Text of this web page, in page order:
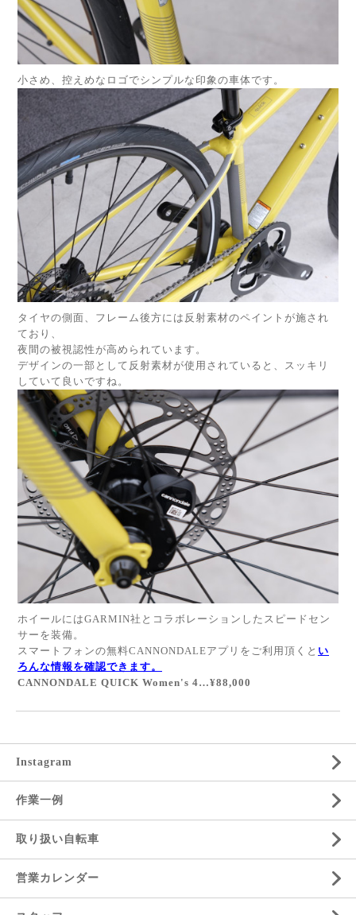
小さめ、控えめなロゴでシンプルな印象の車体です。
タイヤの側面、フレーム後方には反射素材のペイントが施され
ており、
夜間の被視認性が高められています。
デザインの一部として反射素材が使用されていると、スッキリ
していて良いですね。
ホイールにはGARMIN社とコラボレーションしたスピードセン
サーを装備。
スマートフォンの無料CANNONDALEアプリをご利用頂くと い
ろんな情報を確認できます。
CANNONDALE QUICK Women's 4…¥88,000
Instagram
作業一例
取り扱い自転車
営業カレンダー